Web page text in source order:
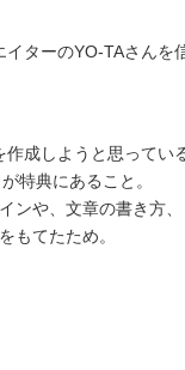
ターのYO-TAさんを
作成しようと思ってい
特典にあること。
ンや、文章の書き方、
もてたため。